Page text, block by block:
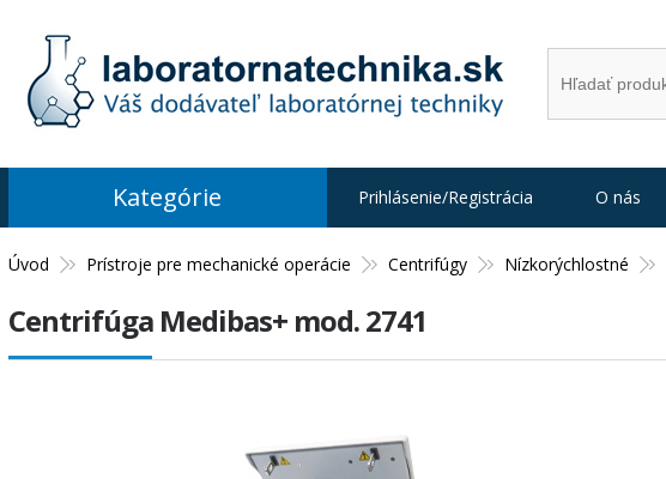
Úvod Prístroje pre mechanické operácie Centrifúgy Nízkorýchlostné
Centrifúga Medibas+ mod. 2741
Kategórie Prihlásenie/Registrácia O nás